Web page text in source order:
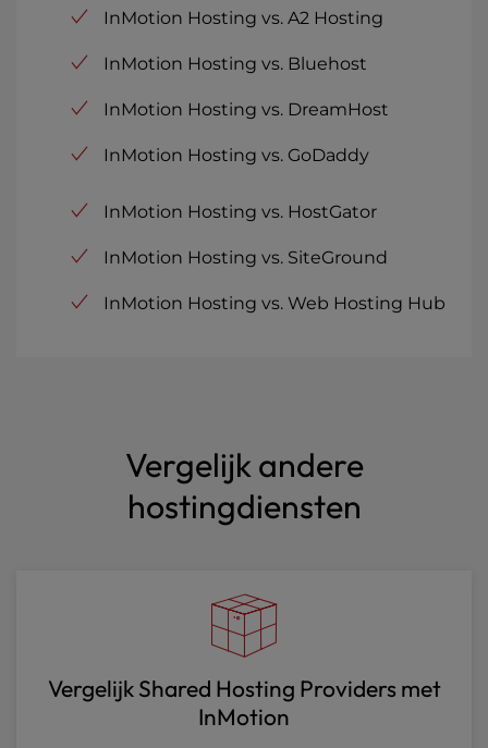
InMotion Hosting vs. A2 Hosting
InMotion Hosting vs. Bluehost
InMotion Hosting vs. DreamHost
InMotion Hosting vs. GoDaddy
InMotion Hosting vs. HostGator
InMotion Hosting vs. SiteGround
InMotion Hosting vs. Web Hosting Hub
Vergelijk andere
hostingdiensten
Vergelijk Shared Hosting Providers met
InMotion